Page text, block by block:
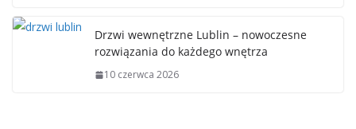
Drzwi wewnętrzne Lublin – nowoczesne
rozwiązania do każdego wnętrza
10 czerwca 2026